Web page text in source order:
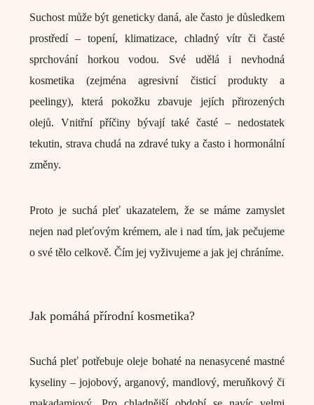
Suchost může být geneticky daná, ale často je důsledkem
prostředí – topení, klimatizace, chladný vítr či časté
sprchování horkou vodou. Své udělá i nevhodná
kosmetika (zejména agresivní čisticí produkty a
peelingy), která pokožku zbavuje jejích přirozených
olejů. Vnitřní příčiny bývají také časté – nedostatek
tekutin, strava chudá na zdravé tuky a často i hormonální
změny.
Proto je suchá pleť ukazatelem, že se máme zamyslet
nejen nad pleťovým krémem, ale i nad tím, jak pečujeme
o své tělo celkově. Čím jej vyživujeme a jak jej chráníme.
Jak pomáhá přírodní kosmetika?
Suchá pleť potřebuje oleje bohaté na nenasycené mastné
kyseliny – jojobový, arganový, mandlový, meruňkový či